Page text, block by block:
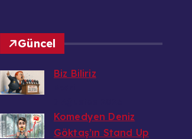
Güncel
Biz Biliriz
Komedyen Deniz
Göktaş’ın Stand Up